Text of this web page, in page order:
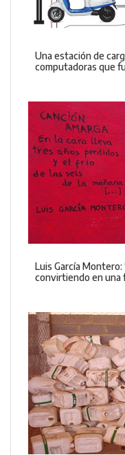
Una estación de
computadoras que
Luis García
convirtiendo en una